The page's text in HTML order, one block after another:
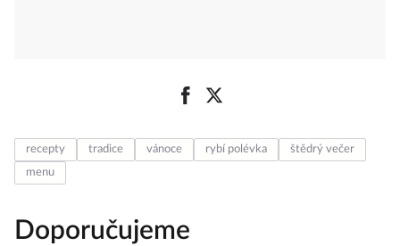
recepty tradice vánoce rybí polévka
štědrý večer
menu
Doporučujeme